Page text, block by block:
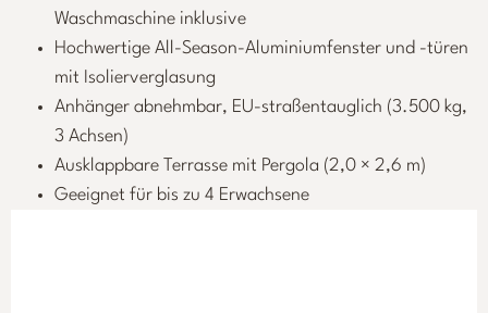
Waschmaschine inklusive
Hochwertige All-Season-Aluminiumfenster und -türen
mit Isolierverglasung
Anhänger abnehmbar, EU-straßentauglich (3.500 kg,
3 Achsen)
Ausklappbare Terrasse mit Pergola (2,0 × 2,6 m)
Geeignet für bis zu 4 Erwachsene